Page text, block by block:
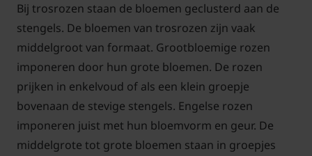
Bij trosrozen staan de bloemen geclusterd aan de
stengels. De bloemen van trosrozen zijn vaak
middelgroot van formaat. Grootbloemige rozen
imponeren door hun grote bloemen. De rozen
prijken in enkelvoud of als een klein groepje
bovenaan de stevige stengels. Engelse rozen
imponeren juist met hun bloemvorm en geur. De
middelgrote tot grote bloemen staan in groepjes